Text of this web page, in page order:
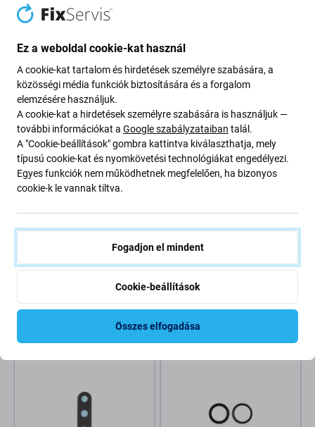
Apple
Apple iPhone 16 Pro - Hátlapi
RAKTÁRON 10+ db RAKTÁRON 2 db
A546B - Hátlapi Kameralencse
1 390 Ft
Apple
Visszapillantó Üveg Kerettel
(Midnight) - 2db
1 190 Ft
Ez a weboldal cookie-kat használ
A cookie-kat tartalom és hirdetések személyre szabására, a
közösségi média funkciók biztosítására és a forgalom
elemzésére használjuk.
A cookie-kat a hirdetések személyre szabására is használjuk —
további információkat a Google szabályzataiban talál.
A "Cookie-beállítások" gombra kattintva kiválaszthatja, mely
típusú cookie-kat és nyomkövetési technológiákat engedélyezi.
Egyes funkciók nem működhetnek megfelelően, ha bizonyos
cookie-k le vannak tiltva.
Fogadjon el mindent
Cookie-beállítások
Összes elfogadása